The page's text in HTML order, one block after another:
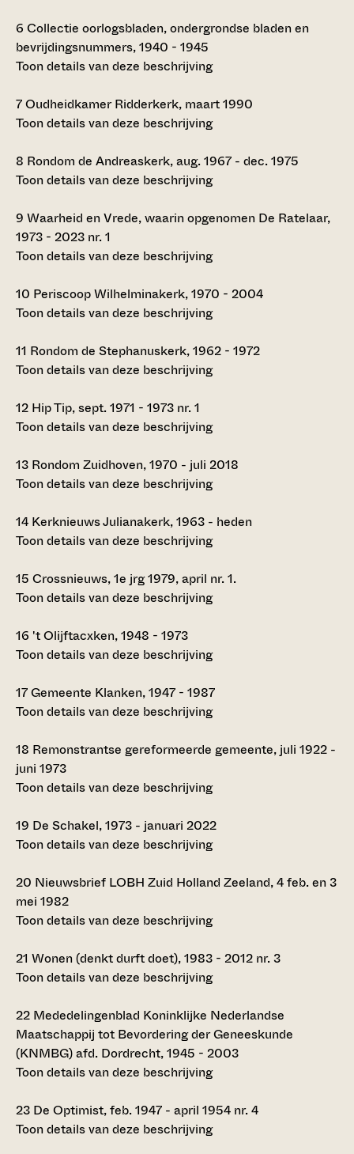
6 Collectie oorlogsbladen, ondergrondse bladen en
bevrijdingsnummers, 1940 - 1945
Toon details van deze beschrijving
7Oudheidkamer Ridderkerk, maart 1990
Toon details van deze beschrijving
8 Rondom de Andreaskerk, aug. 1967 - dec. 1975
Toon details van deze beschrijving
9 Waarheid en Vrede, waarin opgenomen De Ratelaar,
1973 - 2023 nr. 1
Toon details van deze beschrijving
10 Periscoop Wilhelminakerk, 1970 - 2004
Toon details van deze beschrijving
11 Rondom de Stephanuskerk, 1962 - 1972
Toon details van deze beschrijving
12 Hip Tip, sept. 1971 - 1973 nr. 1
Toon details van deze beschrijving
13 Rondom Zuidhoven, 1970 - juli 2018
Toon details van deze beschrijving
14 Kerknieuws Julianakerk, 1963 - heden
Toon details van deze beschrijving
15 Crossnieuws, 1e jrg 1979, april nr. 1.
Toon details van deze beschrijving
16 't Olijftacxken, 1948 - 1973
Toon details van deze beschrijving
17Gemeente Klanken, 1947 - 1987
Toon details van deze beschrijving
18 Remonstrantse gereformeerde gemeente, juli 1922 -
juni 1973
Toon details van deze beschrijving
19 De Schakel, 1973 - januari 2022
Toon details van deze beschrijving
20 Nieuwsbrief LOBH Zuid Holland Zeeland, 4 feb. en 3
mei 1982
Toon details van deze beschrijving
21 Wonen (denkt durft doet), 1983 - 2012 nr. 3
Toon details van deze beschrijving
22 Mededelingenblad Koninklijke Nederlandse
Maatschappij tot Bevordering der Geneeskunde
(KNMBG) afd. Dordrecht, 1945 - 2003
Toon details van deze beschrijving
23 De Optimist, feb. 1947 - april 1954 nr. 4
Toon details van deze beschrijving